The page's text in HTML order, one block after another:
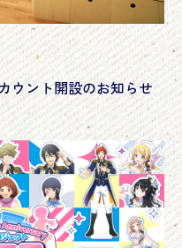
ウント開設のお知らせ